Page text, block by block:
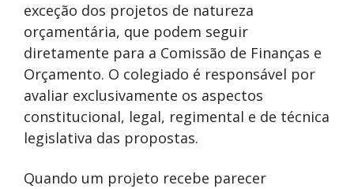
exceção dos projetos de natureza
orçamentária, que podem seguir
diretamente para a Comissão de Finanças e
Orçamento. O colegiado é responsável por
avaliar exclusivamente os aspectos
constitucional, legal, regimental e de técnica
legislativa das propostas.
Quando um projeto recebe parecer